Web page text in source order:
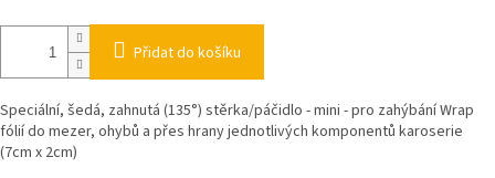
Přidat do košíku
Speciální, šedá, zahnutá (135°) stěrka/páčidlo - mini - pro zahýbání Wrap
fólií do mezer, ohybů a přes hrany jednotlivých komponentů karoserie
(7cm x 2cm)